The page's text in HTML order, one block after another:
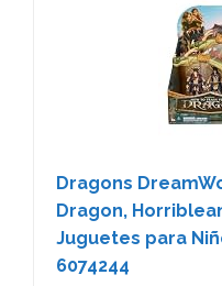
Dragons
Dragon,
Juguetes para
6074244